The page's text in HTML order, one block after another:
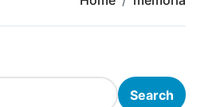
Search